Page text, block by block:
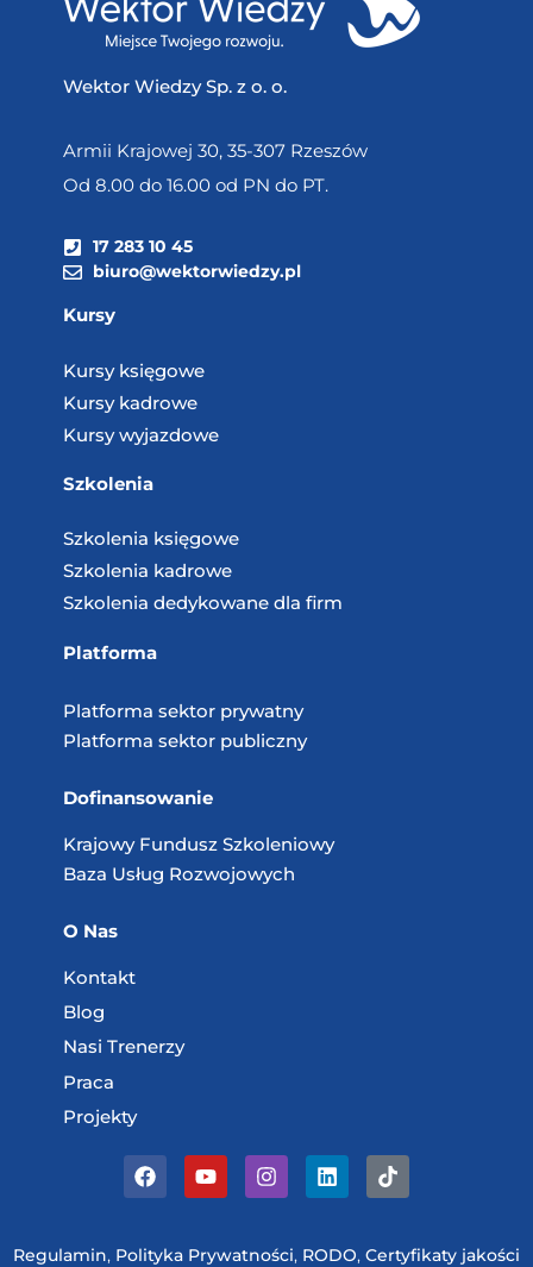
Wektor Wiedzy Sp. z o. o.
Armii Krajowej 30, 35-307 Rzeszów
Od 8.00 do 16.00 od PN do PT.
17 283 10 45
biuro@wektorwiedzy.pl
Kursy
Kursy księgowe
Kursy kadrowe
Kursy wyjazdowe
Szkolenia
Szkolenia księgowe
Szkolenia kadrowe
Szkolenia dedykowane dla firm
Platforma
Platforma sektor prywatny
Platforma sektor publiczny
Dofinansowanie
Krajowy Fundusz Szkoleniowy
Baza Usług Rozwojowych
O Nas
Kontakt
Blog
Nasi Trenerzy
Praca
Projekty
Regulamin, Polityka Prywatności, RODO, Certyfikaty jakości